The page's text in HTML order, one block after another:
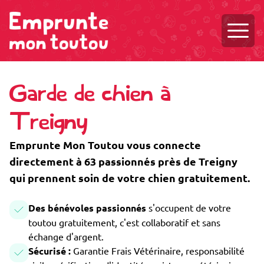
Garde de chien à
Treigny
Emprunte Mon Toutou vous connecte
directement à 63 passionnés près de Treigny
qui prennent soin de votre chien gratuitement.
Des bénévoles passionnés s'occupent de votre
toutou gratuitement, c'est collaboratif et sans
échange d'argent.
Sécurisé : Garantie Frais Vétérinaire, responsabilité